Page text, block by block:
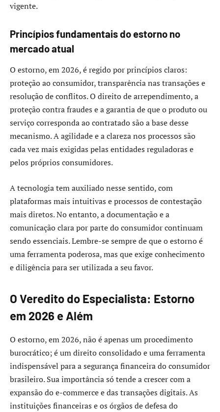
vigente.
Princípios fundamentais do estorno no
mercado atual
O estorno, em 2026, é regido por princípios claros:
proteção ao consumidor, transparência nas transações e
resolução de conflitos. O direito de arrependimento, a
proteção contra fraudes e a garantia de que o produto ou
serviço corresponda ao contratado são a base desse
mecanismo. A agilidade e a clareza nos processos são
cada vez mais exigidas pelas entidades reguladoras e
pelos próprios consumidores.
A tecnologia tem auxiliado nesse sentido, com
plataformas mais intuitivas e processos de contestação
mais diretos. No entanto, a documentação e a
comunicação clara por parte do consumidor continuam
sendo essenciais. Lembre-se sempre de que o estorno é
uma ferramenta poderosa, mas que exige conhecimento
e diligência para ser utilizada a seu favor.
O Veredito do Especialista: Estorno
em 2026 e Além
O estorno, em 2026, não é apenas um procedimento
burocrático; é um direito consolidado e uma ferramenta
indispensável para a segurança financeira do consumidor
brasileiro. Sua importância só tende a crescer com a
expansão do e-commerce e das transações digitais. As
instituições financeiras e os órgãos de defesa do